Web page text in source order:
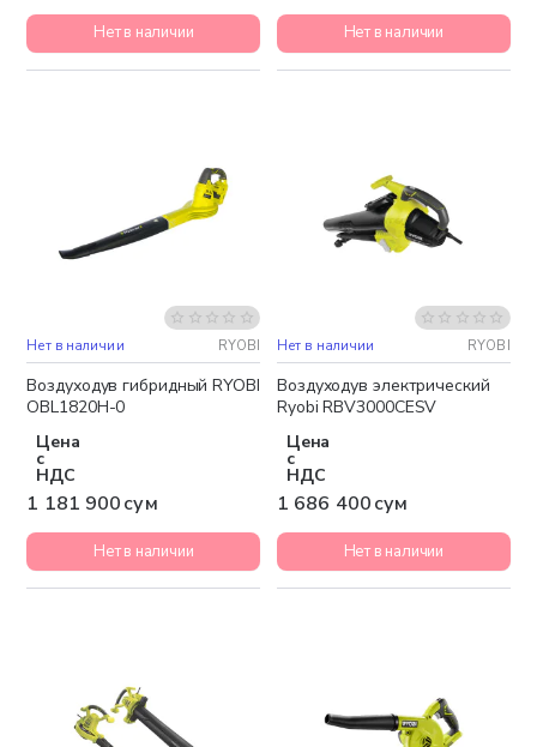
Нет в наличии Нет в наличии
Бесплатная доставка
Нет в наличии RYOBI
Воздуходув гибридный RYOBI
OBL1820H-0
Цена
с
НДС
1 181 900 сум
Нет в наличии
Бесплатная доставка
Нет в наличии RYOBI
Воздуходув электрический
Ryobi RBV3000CESV
Цена
с
НДС
1 686 400 сум
Нет в наличии